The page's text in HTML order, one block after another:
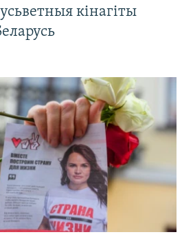
кінагіты